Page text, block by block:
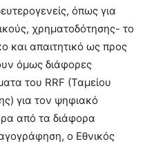
όπως για
χρηματοδότησης- το
και απαιτητικό ως προς
όμως διάφορες
του RRF (Ταμείου
για τον ψηφιακό
από τα διάφορα
ο Εθνικός